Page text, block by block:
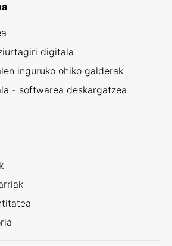
digitala
inguruko ohiko galderak
- softwarea deskargatzea